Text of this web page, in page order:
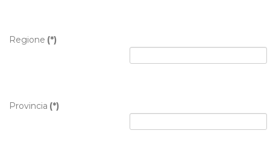
Regione (*)
Provincia (*)